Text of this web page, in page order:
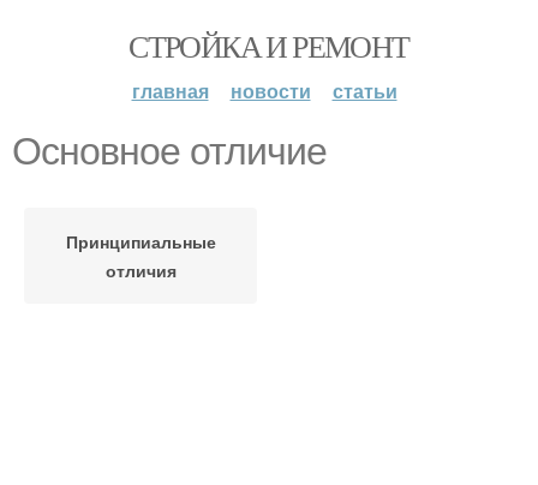
СТРОЙКА И РЕМОНТ
главная новости статьи
Основное отличие
Принципиальные
отличия